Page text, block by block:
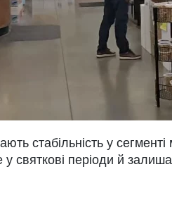
стабільність у сегменті
святкові періоди й